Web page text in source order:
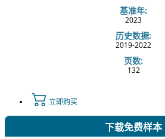
基准年:
2023
历史数据:
2019-2022
页数:
132
立即购买
下载免费样本